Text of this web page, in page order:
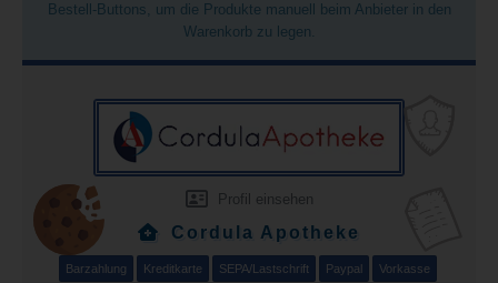
Bestell-Buttons, um die Produkte manuell beim Anbieter in den
Warenkorb zu legen.
Profil einsehen
Cordula Apotheke
Barzahlung Kreditkarte SEPA/Lastschrift Paypal Vorkasse